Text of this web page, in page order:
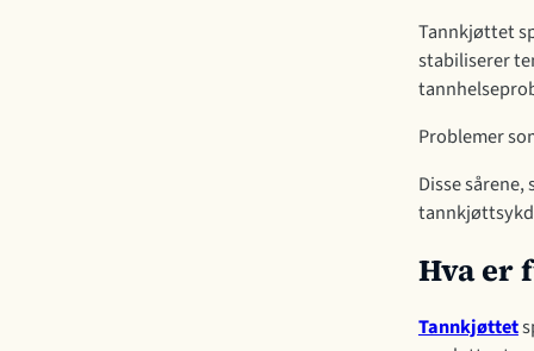
Tannkjøttet
stabiliserer
Problemer
Disse
Hva er
Tannkjøttet